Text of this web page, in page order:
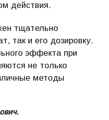
действия.
тщательно
так и его дозировку.
эффекта при
не только
методы